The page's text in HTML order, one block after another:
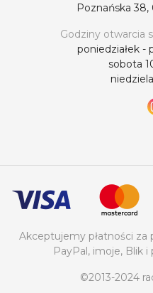
Poznańska
Godziny otwarcia
poniedziałek -
sobota
Akceptujemy płatności za
PayPal, imoje, Blik
©2013-2024